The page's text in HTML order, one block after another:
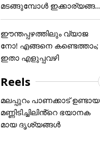
മടങ്ങുമ്പോൾ ഇക്കാര്യങ്ങ
ൾ
ഈന്തപ്പഴത്തിലും വ്യാജ
നോ! എങ്ങനെ കണ്ടെത്താം;
ഇതാ എളുപ്പവഴി
Reels
മലപ്പുറം പാണക്കാട് ഉണ്ടായ
മണ്ണിടിച്ചിലിൻ്റെ ഭയാനക
മായ ദൃശ്യങ്ങൾ